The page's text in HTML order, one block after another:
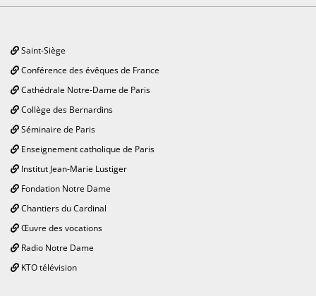
Saint-Siège
Conférence des évêques de France
Cathédrale Notre-Dame de Paris
Collège des Bernardins
Séminaire de Paris
Enseignement catholique de Paris
Institut Jean-Marie Lustiger
Fondation Notre Dame
Chantiers du Cardinal
Œuvre des vocations
Radio Notre Dame
KTO télévision